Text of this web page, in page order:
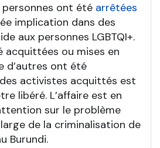
ont été arrêtées
implication dans des
aux personnes LGBTQI+.
acquittées ou mises en
d’autres ont été
activistes acquittés est
libéré. L’affaire est en
sur le problème
de la criminalisation de
Burundi.